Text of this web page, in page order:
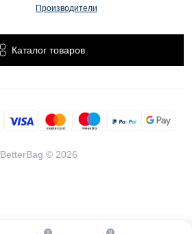
0 0
Производители
Каталог товаров
BetterBag © 2026